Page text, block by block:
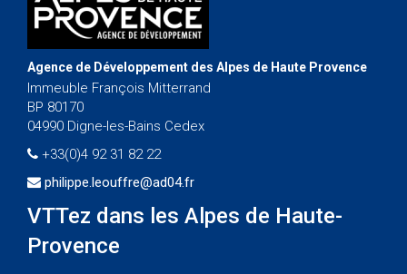
Agence de Développement des Alpes de Haute Provence
Immeuble François Mitterrand
BP 80170
04990 Digne-les-Bains Cedex
+33(0)4 92 31 82 22
philippe.leouffre@ad04.fr
VTTez dans les Alpes de Haute-
Provence